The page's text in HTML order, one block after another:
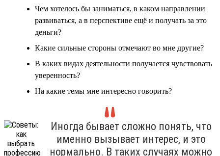
Чем хотелось бы заниматься, в каком направлении
развиваться, а в перспективе ещё и получать за это
деньги?
Какие сильные стороны отмечают во мне другие?
В каких видах деятельности получается чувствовать
уверенность?
На какие темы мне интересно говорить?
Иногда бывает сложно понять, что
именно вызывает интерес, и это
нормально. В таких случаях можно